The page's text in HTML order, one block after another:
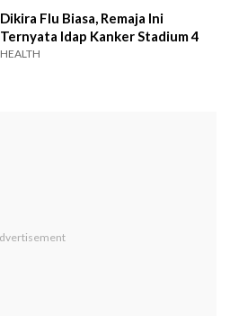
Dikira Flu Biasa, Remaja Ini
Ternyata Idap Kanker Stadium 4
HEALTH